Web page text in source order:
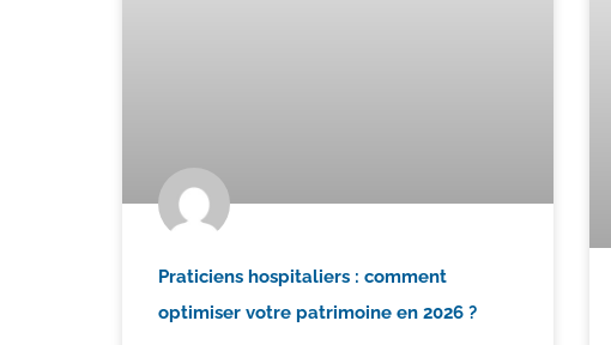
Praticiens hospitaliers : comment
optimiser votre patrimoine en 2026 ?